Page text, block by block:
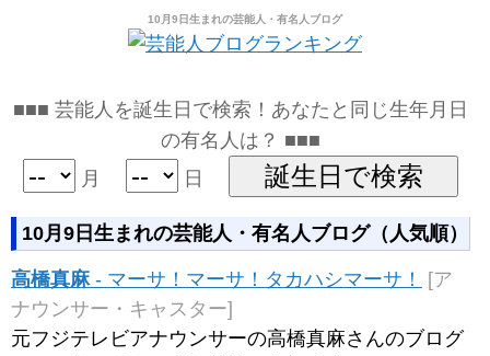
10月9日生まれの芸能人・有名人ブログ
■■■ 芸能人を誕生日で検索！あなたと同じ生年月日
の有名人は？ ■■■
月
日
10月9日生まれの芸能人・有名人ブログ（人気順）
高橋真麻- マーサ！マーサ！タカハシマーサ！
[ア
ナウンサー・キャスター]
元フジテレビアナウンサーの高橋真麻さんのブログ